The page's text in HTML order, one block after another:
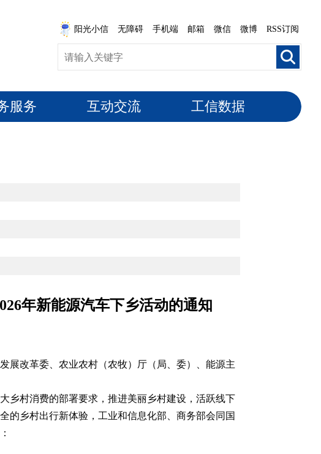
阳光小信 无障碍 手机端 邮箱 微信 微博 RSS订阅
服务 互动交流 工信数据
年新能源汽车下乡活动的通知
展改革委、农业农村（农牧）厅（局、委）、能源主
乡村消费的部署要求，推进美丽乡村建设，活跃线下
的乡村出行新体验，工业和信息化部、商务部会同国